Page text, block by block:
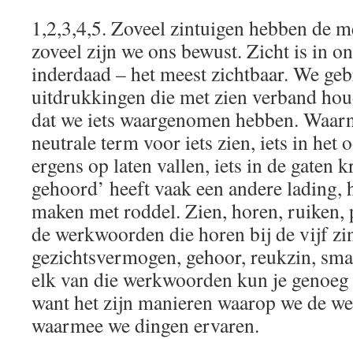
1,2,3,4,5. Zoveel zintuigen hebben de
zoveel zijn we ons bewust. Zicht is in
inderdaad – het meest zichtbaar. We
uitdrukkingen die met zien verband
dat we iets waargenomen hebben.
neutrale term voor iets zien, iets in het
ergens op laten vallen, iets in de gaten
gehoord’ heeft vaak een andere lading,
maken met roddel. Zien, horen, ruiken,
de werkwoorden die horen bij de vijf
gezichtsvermogen, gehoor, reukzin,
elk van die werkwoorden kun je
want het zijn manieren waarop we de
waarmee we dingen ervaren.